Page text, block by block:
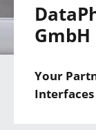
GmbH
Your
Interfaces